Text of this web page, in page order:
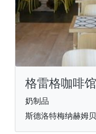
格雷格咖啡
奶制品
斯德洛特梅纳赫姆